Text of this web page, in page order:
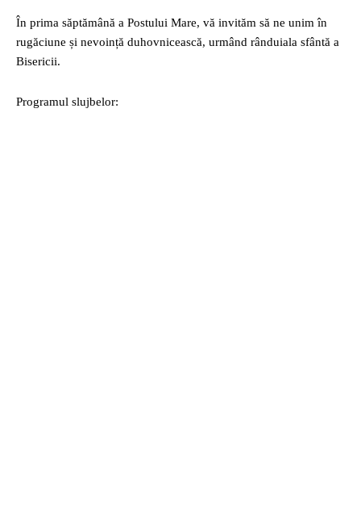
În prima săptămână a Postului Mare, vă invităm să ne unim în
rugăciune și nevoință duhovnicească, urmând rânduiala sfântă a
Bisericii.
Programul slujbelor: